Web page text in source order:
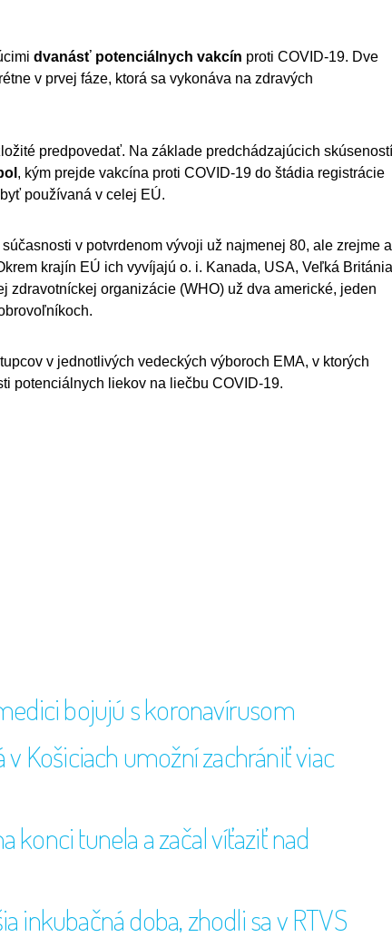
dvanásť potenciálnych vakcín proti COVID-19. Dve
v prvej fáze, ktorá sa vykonáva na zdravých
predpovedať. Na základe predchádzajúcich skúseností
, kým prejde vakcína proti COVID-19 do štádia registrácie
používaná v celej EÚ.
v potvrdenom vývoji už najmenej 80, ale zrejme
krajín EÚ ich vyvíjajú o. i. Kanada, USA, Veľká
zdravotníckej organizácie (WHO) už dva americké, jeden
v jednotlivých vedeckých výboroch EMA, v ktorých
potenciálnych liekov na liečbu COVID-19.
bojujú s koronavírusom
Košiciach umožní zachrániť viac
konci tunela a začal víťaziť nad
inkubačná doba, zhodli sa v RTVS